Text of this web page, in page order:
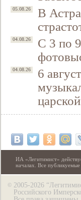
05.08.26
В
04.08.26
С 3 по
04.08.26
6
ИА «Легитимист»
началах. Все
© 2005-2026
Российского